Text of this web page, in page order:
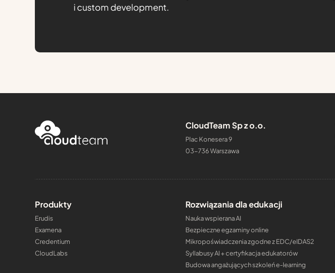
i custom development.
CloudTeam Sp z o.o.
Plac Konesera 9
03-736 Warszawa
Produkty
Erudis
Examena
Credentium
CloudLabs
Rozwiązania dla edukacji
Nauka wspierana AI
Bezpieczne egzaminy online
Mikropoświadczenia zgodne z EDC/eIDAS2
Syllabusy AI + certyfikacja edukatorów
Budowa angażujących szkoleń e-learning